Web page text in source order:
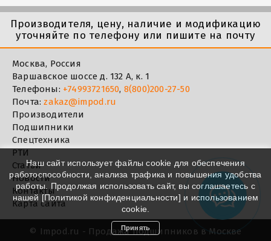
Производителя, цену, наличие и модификацию
уточняйте по телефону или пишите на почту
Москва, Россия
Варшавское шоссе д. 132 А, к. 1
Телефоны: +74993721650, 8(800)200-27-50
Почта:zakaz@impod.ru
Производители
Подшипники
Спецтехника
РТИ
Статьи
Новости
Контакты
Карта сайта
© Impod.ru - Продажа подшипников в Москве
Наш сайт использует файлы cookie для обеспечения
работоспособности, анализа трафика и повышения удобства
работы. Продолжая использовать сайт, вы соглашаетесь с
нашей [Политикой конфиденциальности] и использованием
cookie.
Принять